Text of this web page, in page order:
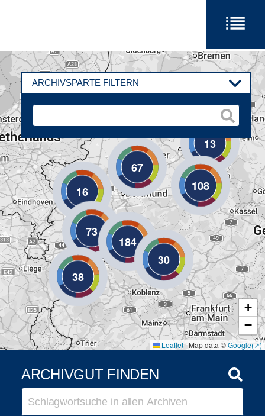
ARCHIVGUT FINDEN
ARCHIVSPARTE FILTERN
13
38
16
30
67
73
108
184
+
−
Leaflet|Map data ©Google